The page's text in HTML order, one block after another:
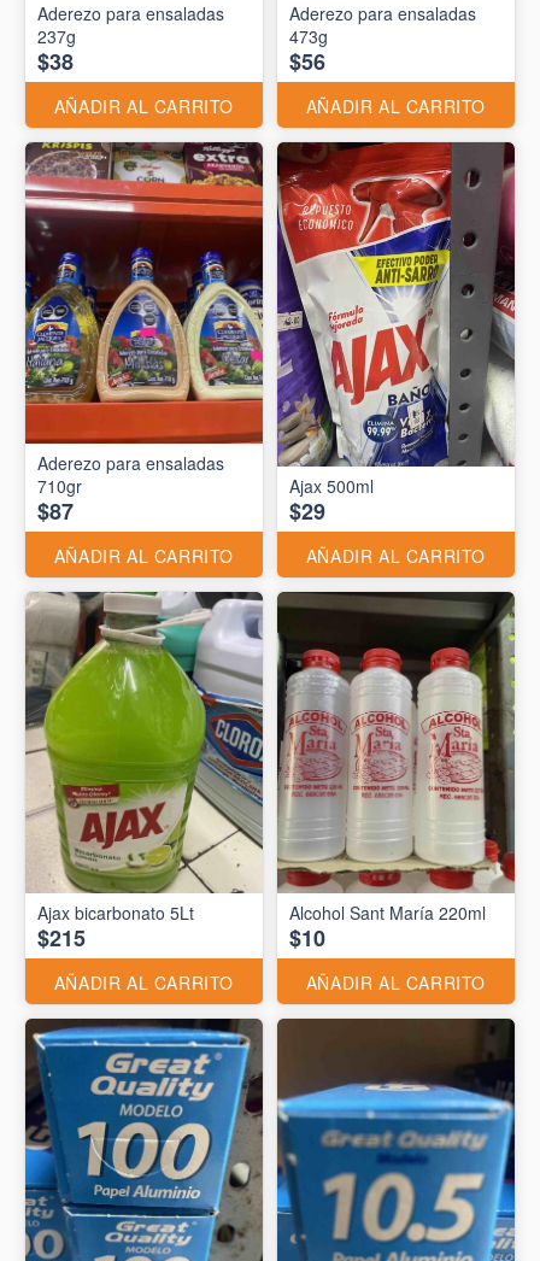
Aderezo para ensaladas
237g
$38
AÑADIR AL CARRITO
Aderezo para ensaladas
473g
$56
AÑADIR AL CARRITO
Aderezo para ensaladas
710gr
$87
AÑADIR AL CARRITO
Ajax 500ml
$29
AÑADIR AL CARRITO
Ajax bicarbonato 5Lt
$215
AÑADIR AL CARRITO
Alcohol Sant María 220ml
$10
AÑADIR AL CARRITO